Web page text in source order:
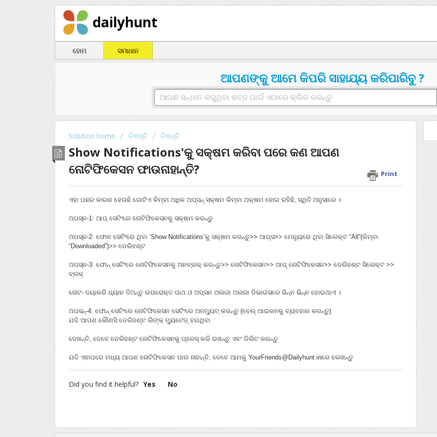
dailyhunt
ହୋମ ସମାଧାନ
ଆପଣଙ୍କୁ ଆମେ କିପରି ସାହାଯ୍ୟ କରିପାରିବୁ ?
Solution home ବିଜ୍ଞପ୍ତି ବିଜ୍ଞପ୍ତି
Show Notifications'କୁ ସକ୍ଷମ କରିବା ପରେ କଣ ଆପଣ
ନୋଟିଫିକେସନ ଫାଉନାହାନ୍ତି?
Print
ଏହା ପଛର କାରଣ ହେଉଛି ଗୋଟିଏ କିମ୍ବା ଅଧିକ ଅପ୍‌ସନ୍‌ ସକ୍ଷମ କିମ୍ବା ଅକ୍ଷମ ହୋଇ ରହିଛି, ସ୍ଥିତି ଅନୁସାରେ ।
ଅପସ୍‌ନ-1: ଆପ୍‌ ସେଟିଂରେ ନୋଟିଫିକେସନକୁ ସକ୍ଷମ କରନ୍ତୁ
ଅପସ୍‌ନ-2: ଫୋନ ସେଟିଂରେ ଥିବା ‘Show Notifications’କୁ ସକ୍ଷମ କରନ୍ତୁ>> ଆପ୍‌ସ>> ମେନ୍ୟୁରେ ଥିବା ସିଲେକ୍ଟ “All”(କିମ୍ବା
“Downloaded”)>> ଡେଲିହଣ୍ଟ
ଅପସ୍‌ନ-3: ଫୋନ୍‌ ସେଟିଂରେ ନୋଟିଫିକେସନକୁ ଅନବ୍ଲକ୍‌ କରନ୍ତୁ>> ନୋଟିଫିକେସନ>> ଆପ୍‌ ନୋଟିଫିକେସନ>> ଡେଲିହଣ୍ଟ ସିଲେକ୍ଟ >>
ବ୍ଲକ୍‌
ନୋଟ- ଦୟାକରି ଧ୍ୟାନ ଦିଅନ୍ତୁ ଉପରୋକ୍ତ ପାଥ ଓ ଅପ୍‌ସନ ଅଲଗା ଅଲଗା ଡିଭାଇସରେ ଭିନ୍ନ ଭିନ୍ନ ହୋଇଥାଏ ।
ଅପସନ୍‌-4: ଫୋନ୍‌ ସେଟିଂରେ ନୋଟିଫିକେସନ ସେଟିଂରେ ଅନମ୍ୟୁଟ୍‌ କରନ୍ତୁ (ବେଲ୍‌ ଆଇକନକୁ ବ୍ୟବହାର କରନ୍ତୁ)
ଯଦି ଆପଣ କୌଣସି ଡେଲିହଣ୍ଟ ଲିଙ୍କ୍‌ ମ୍ୟୁଟେଡ୍‌ ହଇଥିବା
ଦେଖନ୍ତି, ତେବେ ଡେଲିହଣ୍ଟ ନୋଟିଫିକେସନକୁ ପ୍ରେସ୍‌ କରି ରଖନ୍ତୁ ଏବଂ ଡିଲିଟ କରନ୍ତୁ
ଯଦି ଏହାପରେ ମଧ୍ୟ ଆପଣ ନୋଟିଫିକେସନ ପାଉ ନାହାନ୍ତି, ତେବେ ଆମକୁ YourFriends@Dailyhunt.inରେ ଲେଖନ୍ତୁ
Did you find it helpful? Yes No